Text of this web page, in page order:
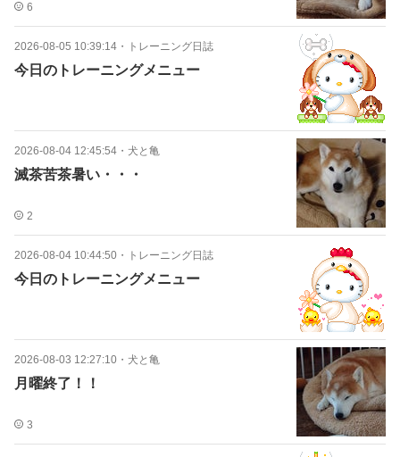
6
2026-08-05 10:39:14 ・ トレーニング日誌
今日のトレーニングメニュー
2026-08-04 12:45:54 ・ 犬と亀
滅茶苦茶暑い・・・
2
2026-08-04 10:44:50 ・ トレーニング日誌
今日のトレーニングメニュー
2026-08-03 12:27:10 ・ 犬と亀
月曜終了！！
3